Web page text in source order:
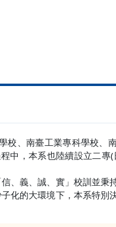
校、南臺工業專科學校、
中，本系也陸續設立二專
、義、誠、實」校訓並秉
化的大環境下，本系特別